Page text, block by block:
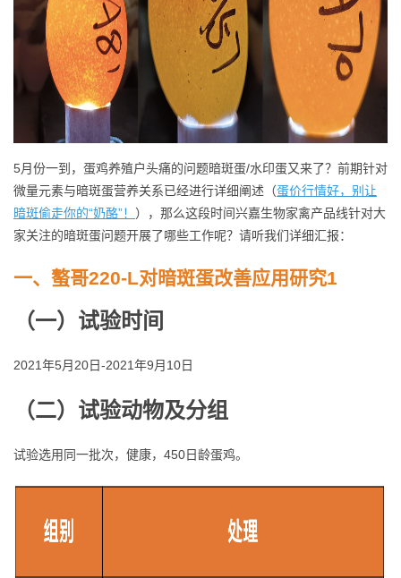
5月份一到，蛋鸡养殖户头痛的问题暗斑蛋/水印蛋又来了？前期针对
微量元素与暗斑蛋营养关系已经进行详细阐述（蛋价行情好，别让
暗斑偷走你的“奶酪”！ ），那么这段时间兴嘉生物家禽产品线针对大
家关注的暗斑蛋问题开展了哪些工作呢？请听我们详细汇报：
一、螯哥220-L对暗斑蛋改善应用研究1
（一） 试验时间
2021年5月20日-2021年9月10日
（二）试验动物及分组
试验选用同一批次，健康，450日龄蛋鸡。